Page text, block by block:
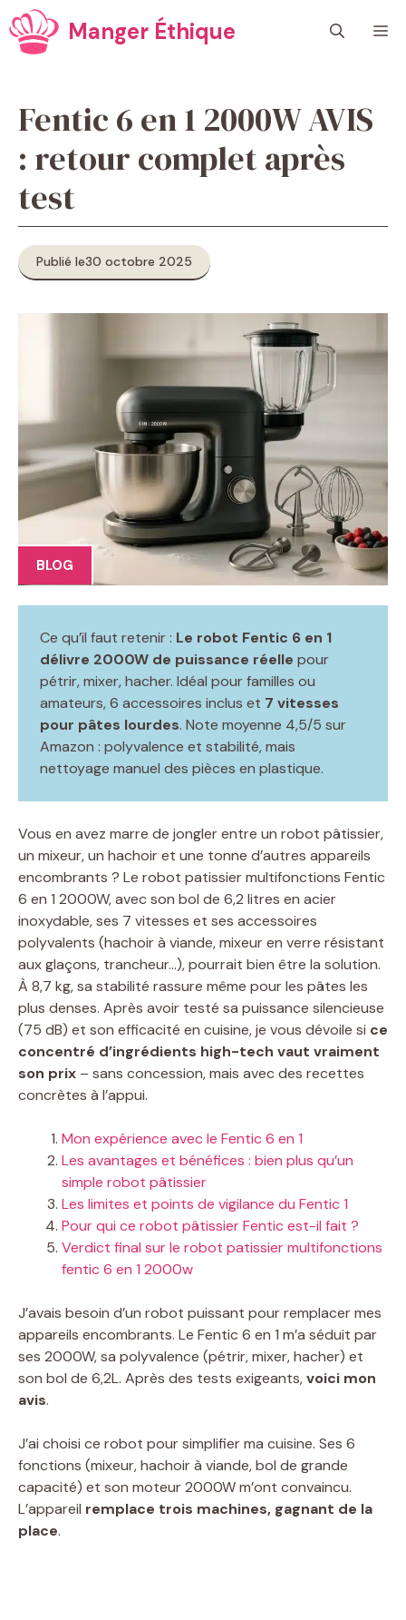
Aller
au
contenu
Manger Éthique
Fentic 6 en 1 2000W AVIS
: retour complet après
test
Publié le30 octobre 2025
BLOG
Ce qu’il faut retenir : Le robot Fentic 6 en 1
délivre 2000W de puissance réelle pour
pétrir, mixer, hacher. Idéal pour familles ou
amateurs, 6 accessoires inclus et 7 vitesses
pour pâtes lourdes. Note moyenne 4,5/5 sur
Amazon : polyvalence et stabilité, mais
nettoyage manuel des pièces en plastique.
Vous en avez marre de jongler entre un robot pâtissier,
un mixeur, un hachoir et une tonne d’autres appareils
encombrants ? Le robot patissier multifonctions Fentic
6 en 1 2000W, avec son bol de 6,2 litres en acier
inoxydable, ses 7 vitesses et ses accessoires
polyvalents (hachoir à viande, mixeur en verre résistant
aux glaçons, trancheur…), pourrait bien être la solution.
À 8,7 kg, sa stabilité rassure même pour les pâtes les
plus denses. Après avoir testé sa puissance silencieuse
(75 dB) et son efficacité en cuisine, je vous dévoile si ce
concentré d’ingrédients high-tech vaut vraiment
son prix – sans concession, mais avec des recettes
concrètes à l’appui.
Mon expérience avec le Fentic 6 en 1
Les avantages et bénéfices : bien plus qu’un
simple robot pâtissier
Les limites et points de vigilance du Fentic 1
Pour qui ce robot pâtissier Fentic est-il fait ?
Verdict final sur le robot patissier multifonctions
fentic 6 en 1 2000w
J’avais besoin d’un robot puissant pour remplacer mes
appareils encombrants. Le Fentic 6 en 1 m’a séduit par
ses 2000W, sa polyvalence (pétrir, mixer, hacher) et
son bol de 6,2L. Après des tests exigeants,voici mon
avis.
J’ai choisi ce robot pour simplifier ma cuisine. Ses 6
fonctions (mixeur, hachoir à viande, bol de grande
capacité) et son moteur 2000W m’ont convaincu.
L’appareil remplace trois machines, gagnant de la
place.